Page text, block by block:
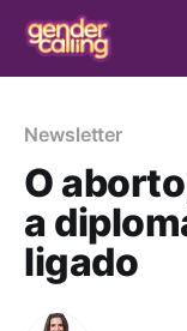
Newsletter
O
a
ligado